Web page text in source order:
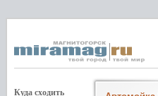
Куда сходить